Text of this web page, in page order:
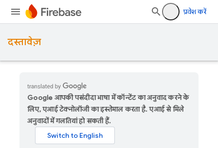
प्रवेश करें
दस्तावेज़
Google आपकी पसंदीदा भाषा में कॉन्टेंट का अनुवाद करने के
लिए, एआई टेक्नोलॉजी का इस्तेमाल करता है. एआई से मिले
अनुवादों में गलतियां हो सकती हैं.